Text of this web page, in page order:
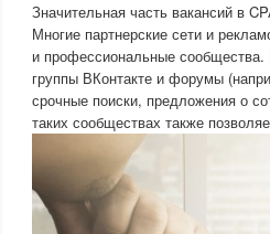
Значительная часть вакансий в
Многие партнерские сети и
и профессиональные
группы ВКонтакте и форумы
срочные поиски, предложения о
таких сообществах также